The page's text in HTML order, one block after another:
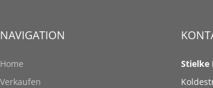
NAVIGATION
Home
Verkaufen
Stielke